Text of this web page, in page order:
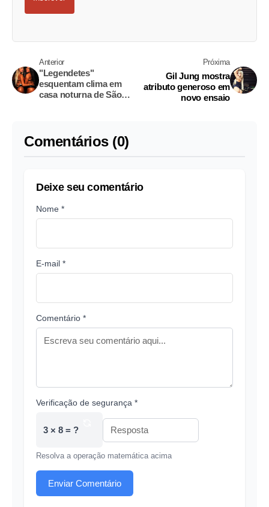
Anterior
"Legendetes"
esquentam clima em
casa noturna de São
Próxima
Gil Jung mostra
atributo generoso em
novo ensaio
Comentários (0)
Deixe seu comentário
Nome *
E-mail *
Comentário *
Verificação de segurança *
3 × 8 = ?
Resolva a operação matemática acima
Enviar Comentário